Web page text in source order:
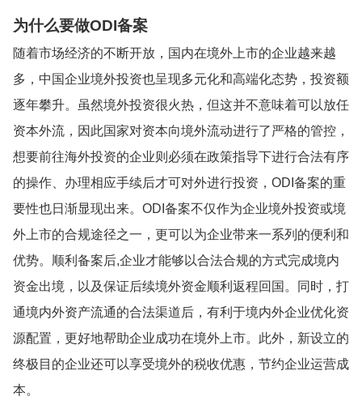
为什么要做ODI备案
随着市场经济的不断开放，国内在境外上市的企业越来越
多，中国企业境外投资也呈现多元化和高端化态势，投资额
逐年攀升。虽然境外投资很火热，但这并不意味着可以放任
资本外流，因此国家对资本向境外流动进行了严格的管控，
想要前往海外投资的企业则必须在政策指导下进行合法有序
的操作、办理相应手续后才可对外进行投资，ODI备案的重
要性也日渐显现出来。ODI备案不仅作为企业境外投资或境
外上市的合规途径之一，更可以为企业带来一系列的便利和
优势。顺利备案后,企业才能够以合法合规的方式完成境内
资金出境，以及保证后续境外资金顺利返程回国。同时，打
通境内外资产流通的合法渠道后，有利于境内外企业优化资
源配置，更好地帮助企业成功在境外上市。此外，新设立的
终极目的企业还可以享受境外的税收优惠，节约企业运营成
本。